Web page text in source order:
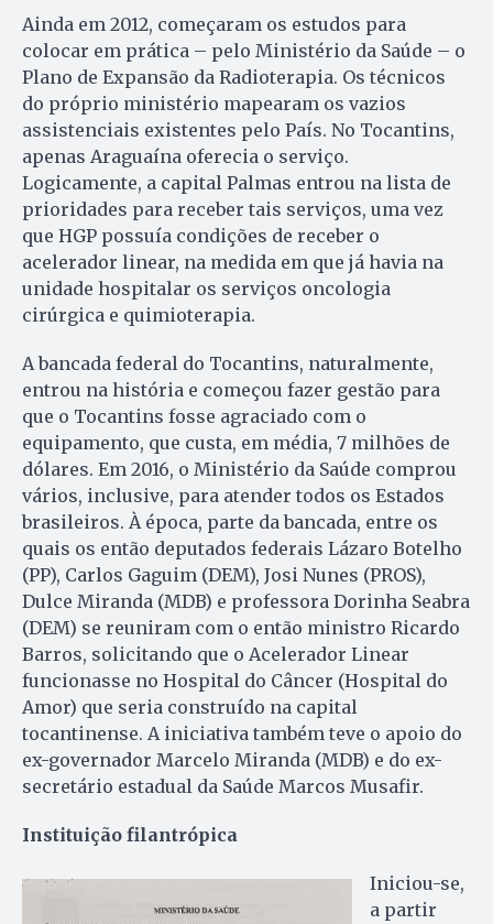
Ainda em 2012, começaram os estudos para
colocar em prática – pelo Ministério da Saúde – o
Plano de Expansão da Radioterapia. Os técnicos
do próprio ministério mapearam os vazios
assistenciais existentes pelo País. No Tocantins,
apenas Araguaína oferecia o serviço.
Logicamente, a capital Palmas entrou na lista de
prioridades para receber tais serviços, uma vez
que HGP possuía condições de receber o
acelerador linear, na medida em que já havia na
unidade hospitalar os serviços oncologia
cirúrgica e quimioterapia.
A bancada federal do Tocantins, naturalmente,
entrou na história e começou fazer gestão para
que o Tocantins fosse agraciado com o
equipamento, que custa, em média, 7 milhões de
dólares. Em 2016, o Ministério da Saúde comprou
vários, inclusive, para atender todos os Estados
brasileiros. À época, parte da bancada, entre os
quais os então deputados federais Lázaro Botelho
(PP), Carlos Gaguim (DEM), Josi Nunes (PROS),
Dulce Miranda (MDB) e professora Dorinha Seabra
(DEM) se reuniram com o então ministro Ricardo
Barros, solicitando que o Acelerador Linear
funcionasse no Hospital do Câncer (Hospital do
Amor) que seria construído na capital
tocantinense. A iniciativa também teve o apoio do
ex-governador Marcelo Miranda (MDB) e do ex-
secretário estadual da Saúde Marcos Musafir.
Instituição filantrópica
Iniciou-se,
a partir